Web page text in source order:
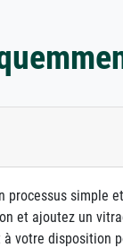
et ajoutez un
votre disposition